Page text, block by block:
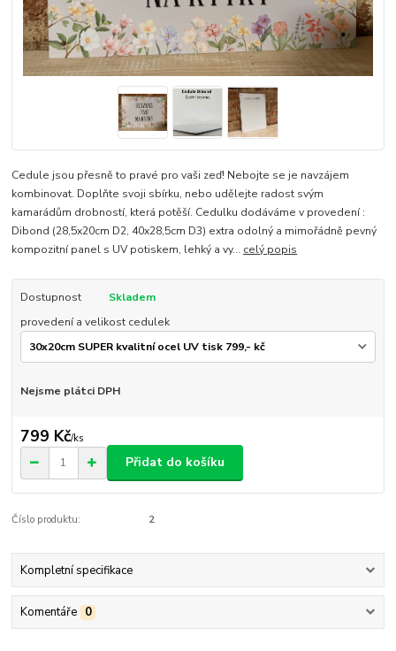
Cedule jsou přesně to pravé pro vaši zeď! Nebojte se je navzájem
kombinovat. Doplňte svoji sbírku, nebo udělejte radost svým
kamarádům drobností, která potěší. Cedulku dodáváme v provedení :
Dibond (28,5x20cm D2, 40x28,5cm D3) extra odolný a mimořádně pevný
kompozitní panel s UV potiskem, lehký a vy... celý popis
Dostupnost
Skladem
provedení a velikost cedulek
Nejsme plátci DPH
799 Kč/ks
Přidat do košíku
Číslo produktu: 2
Kompletní specifikace
Komentáře 0